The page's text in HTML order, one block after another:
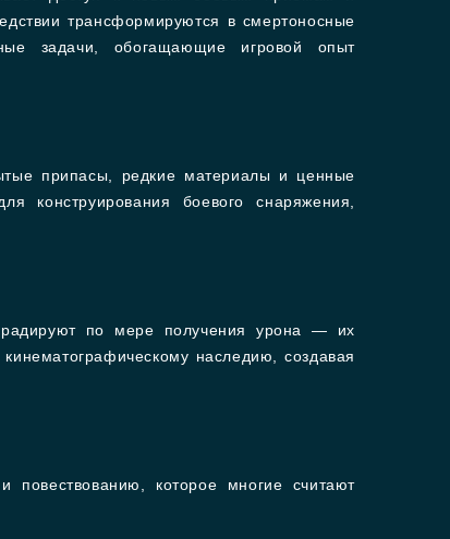
трансформируются в смертоносные
задачи, обогащающие игровой опыт
припасы, редкие материалы и ценные
конструирования боевого снаряжения,
по мере получения урона — их
наследию, создавая
повествованию, которое многие считают